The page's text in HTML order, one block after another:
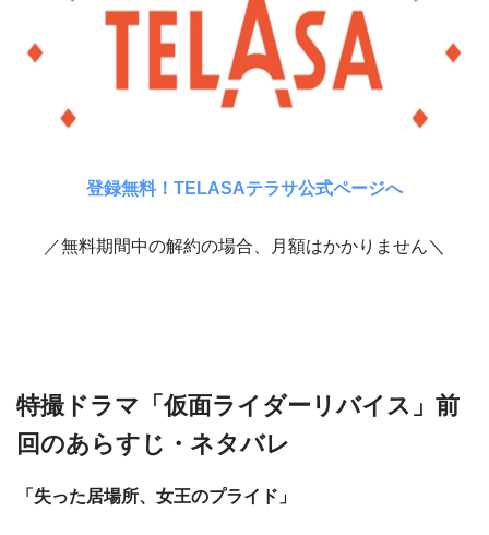
登録無料！TELASAテラサ公式ページへ
／無料期間中の解約の場合、月額はかかりません＼
特撮ドラマ「仮面ライダーリバイス」前
回のあらすじ・ネタバレ
「失った居場所、女王のプライド」